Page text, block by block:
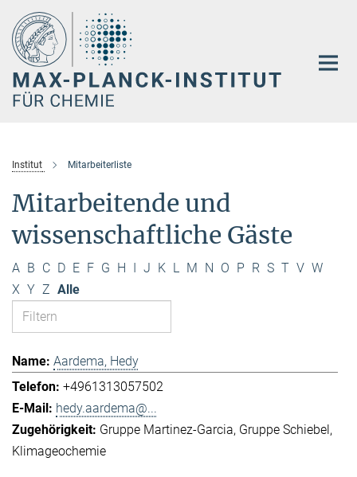
Hauptinhalt
Institut Mitarbeiterliste
Mitarbeitende und
wissenschaftliche Gäste
A B C D E F G H I J K L M N O P R S T V W
X Y Z Alle
Aardema, Hedy
+4961313057502
hedy.aardema@...
Gruppe Martinez-Garcia Gruppe Schiebel
Klimageochemie